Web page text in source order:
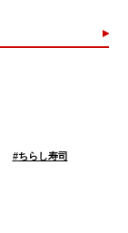
#ちらし寿司